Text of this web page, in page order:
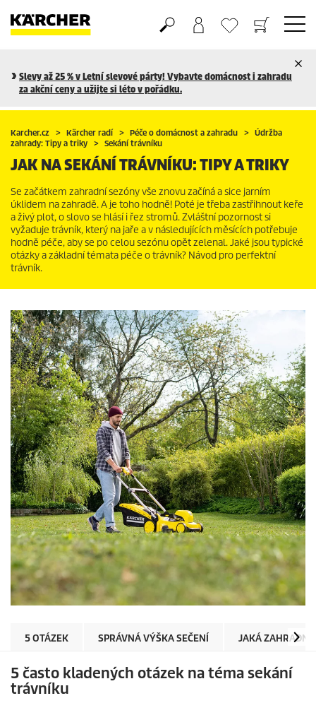
Slevy až 25 % v Letní slevové párty! Vybavte domácnost i zahradu
za akční ceny a užijte si léto v pořádku.
Karcher.cz Kärcher radí Péče o domácnost a zahradu
Údržba
zahrady: Tipy a triky
Sekání trávníku
JAK NA SEKÁNÍ TRÁVNÍKU: TIPY A TRIKY
Se začátkem zahradní sezóny vše znovu začíná a sice jarním
úklidem na zahradě. A je toho hodně! Poté je třeba zastřihnout keře
a živý plot, o slovo se hlásí i řez stromů. Zvláštní pozornost si
vyžaduje trávník, který na jaře a v následujících měsících potřebuje
hodně péče, aby se po celou sezónu opět zelenal. Jaké jsou typické
otázky a základní témata péče o trávník? Návod pro perfektní
trávník.
5 OTÁZEK SPRÁVNÁ VÝŠKA SEČENÍ JAKÁ ZAHRADNÍ
5 často kladených otázek na téma sekání
trávníku